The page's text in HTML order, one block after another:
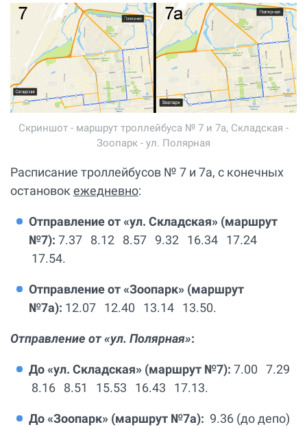
Скриншот - маршрут троллейбуса № 7 и 7а, Складская -
Зоопарк - ул. Полярная
Расписание троллейбусов № 7 и 7а, с конечных
остановокежедневно:
Отправление от «ул. Складская» (маршрут
№7): 7.37 8.12 8.57 9.32 16.34 17.24
17.54.
Отправление от «Зоопарк» (маршрут
№7а): 12.07 12.40 13.14 13.50.
Отправление от «ул. Полярная»:
До «ул. Складская» (маршрут №7): 7.00 7.29
8.16 8.51 15.53 16.43 17.13.
До «Зоопарк» (маршрут №7а): 9.36 (до депо)